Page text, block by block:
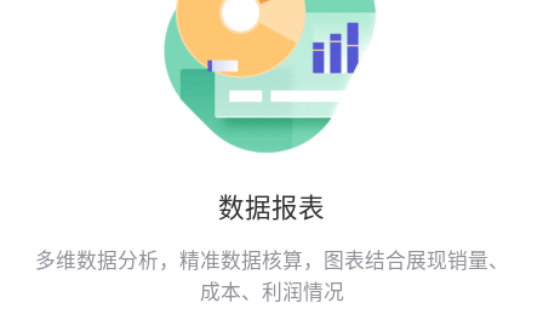
数据报表
多维数据分析，精准数据核算，图表结合展现销量、
成本、利润情况